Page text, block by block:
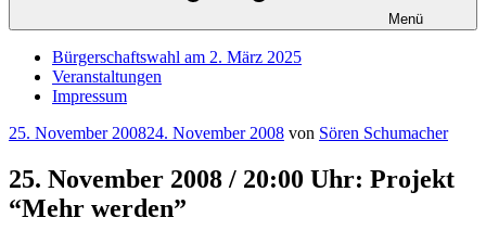
Menü
Bürgerschaftswahl am 2. März 2025
Veranstaltungen
Impressum
Veröffentlicht
25. November 200824. November 2008 von Sören Schumacher
25. November 2008 / 20:00 Uhr: Projekt
“Mehr werden”